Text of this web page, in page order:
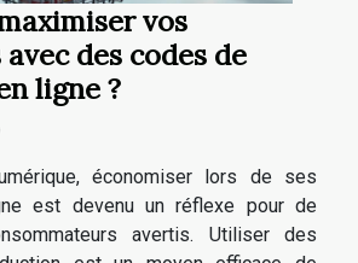
vos
des codes de
ligne ?
économiser lors de ses
est devenu un réflexe pour de
avertis. Utiliser des